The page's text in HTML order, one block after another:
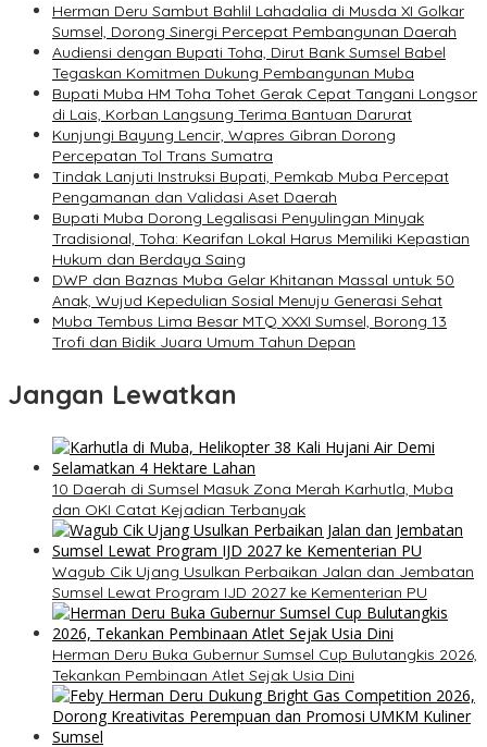
Herman Deru Sambut Bahlil Lahadalia di Musda XI Golkar
Sumsel, Dorong Sinergi Percepat Pembangunan Daerah
Audiensi dengan Bupati Toha, Dirut Bank Sumsel Babel
Tegaskan Komitmen Dukung Pembangunan Muba
Bupati Muba HM Toha Tohet Gerak Cepat Tangani Longsor
di Lais, Korban Langsung Terima Bantuan Darurat
Kunjungi Bayung Lencir, Wapres Gibran Dorong
Percepatan Tol Trans Sumatra
Tindak Lanjuti Instruksi Bupati, Pemkab Muba Percepat
Pengamanan dan Validasi Aset Daerah
Bupati Muba Dorong Legalisasi Penyulingan Minyak
Tradisional, Toha: Kearifan Lokal Harus Memiliki Kepastian
Hukum dan Berdaya Saing
DWP dan Baznas Muba Gelar Khitanan Massal untuk 50
Anak, Wujud Kepedulian Sosial Menuju Generasi Sehat
Muba Tembus Lima Besar MTQ XXXI Sumsel, Borong 13
Trofi dan Bidik Juara Umum Tahun Depan
Jangan Lewatkan
10 Daerah di Sumsel Masuk Zona Merah Karhutla, Muba
dan OKI Catat Kejadian Terbanyak
Wagub Cik Ujang Usulkan Perbaikan Jalan dan Jembatan
Sumsel Lewat Program IJD 2027 ke Kementerian PU
Herman Deru Buka Gubernur Sumsel Cup Bulutangkis 2026,
Tekankan Pembinaan Atlet Sejak Usia Dini